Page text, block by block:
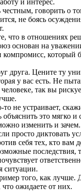
и интерес.
говорить о
не боясь
что в отношениях
основан на
который
друга. Цените ту
у вас есть. Не
так вы
то не устраивает,
это мягко и
изменить и
просто диктовать
себя тех, кто вам
последствия,
ситуации.
того, как лучше.
ожидаете от них.